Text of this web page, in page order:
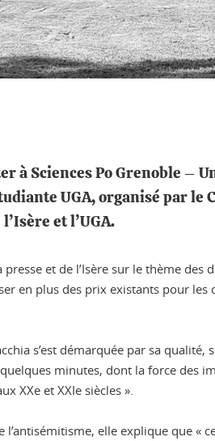
à Sciences Po Grenoble –
UGA, organisé par le
et l’UGA.
et de l’Isère sur le thème
en plus des prix existants pour
s’est démarquée par sa
minutes, dont la force des
XXe et XXIe siècles ».
elle explique que